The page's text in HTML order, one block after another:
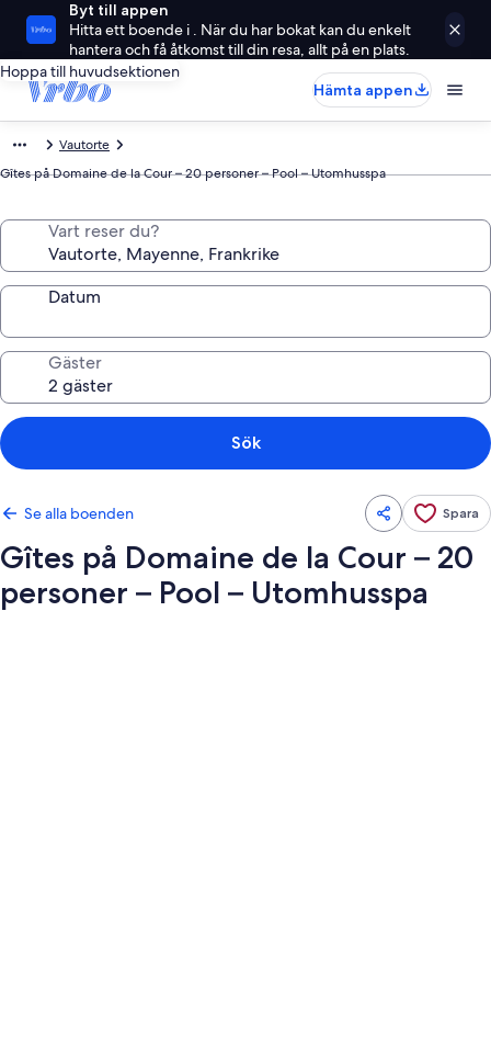
Byt till appen
Hitta ett boende i . När du har bokat kan du enkelt
hantera och få åtkomst till din resa, allt på en plats.
Hoppa till huvudsektionen
Hämta appen
Vautorte
Gîtes på Domaine de la Cour – 20 personer – Pool – Utomhusspa
Vart reser du?
Datum
Gäster
Sök
Se alla boenden Spara
Gîtes på Domaine de la Cour – 20
personer – Pool – Utomhusspa